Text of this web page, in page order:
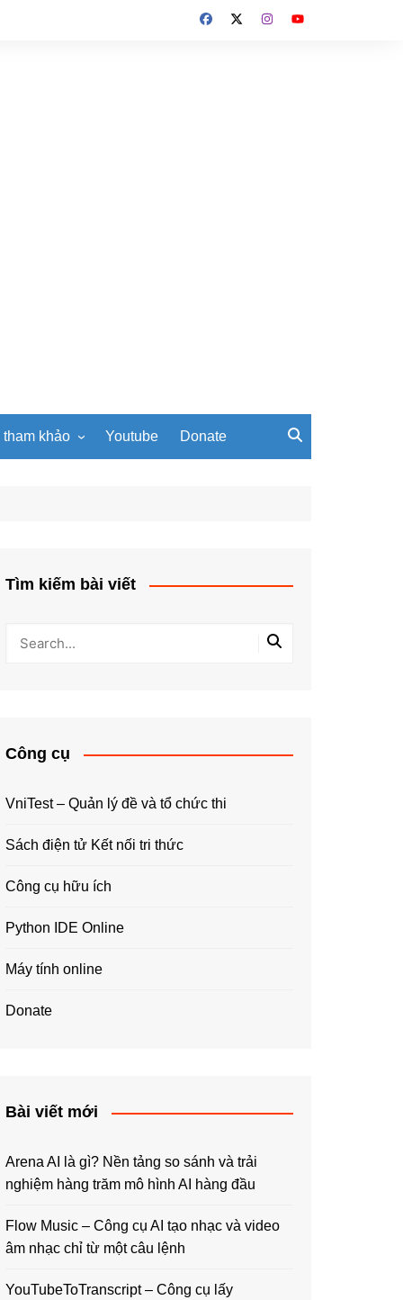
khảo Youtube Donate
Tìm kiếm bài viết
Công cụ
VniTest – Quản lý đề và tổ chức thi
Sách điện tử Kết nối tri thức
Công cụ hữu ích
Python IDE Online
Máy tính online
Donate
Bài viết mới
Arena AI là gì? Nền tảng so sánh và trải
nghiệm hàng trăm mô hình AI hàng đầu
Flow Music – Công cụ AI tạo nhạc và video
âm nhạc chỉ từ một câu lệnh
YouTubeToTranscript – Công cụ lấy